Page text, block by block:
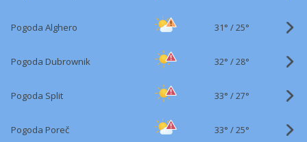
Pogoda Alghero 31° /25°
Pogoda Dubrownik 32° /28°
Pogoda Split 33° /27°
Pogoda Poreč 33° /25°